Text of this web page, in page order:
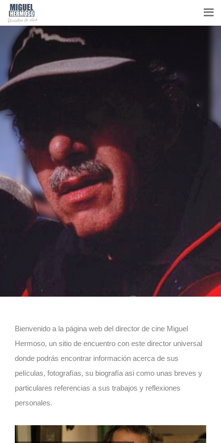
Bienvenido a la página web del director de cine Miguel
Hermoso, un sitio de encuentro con este director universal
donde podrás encontrar información acerca de sus
películas, fotografías, su biografía asi como unas breves y
particulares referencias a sus trabajos y reflexiones
personales.